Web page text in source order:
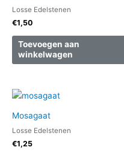
Losse Edelstenen
€1,50
Toevoegen aan
winkelwagen
Mosagaat
Losse Edelstenen
€1,25